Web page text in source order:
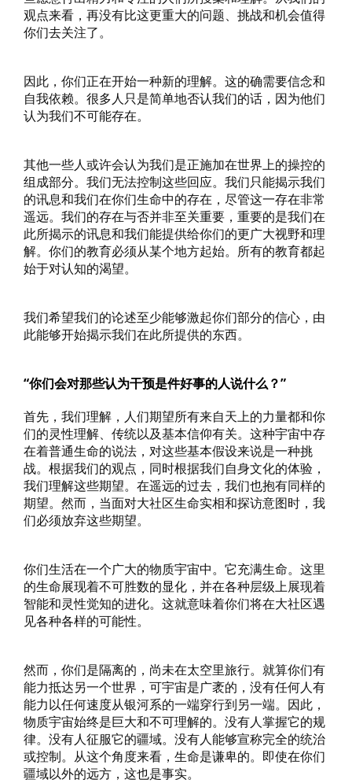
观点来看，再没有比这更重大的问题、挑战和机会值得
你们去关注了。
因此，你们正在开始一种新的理解。这的确需要信念和
自我依赖。很多人只是简单地否认我们的话，因为他们
认为我们不可能存在。
其他一些人或许会认为我们是正施加在世界上的操控的
组成部分。我们无法控制这些回应。我们只能揭示我们
的讯息和我们在你们生命中的存在，尽管这一存在非常
遥远。我们的存在与否并非至关重要，重要的是我们在
此所揭示的讯息和我们能提供给你们的更广大视野和理
解。你们的教育必须从某个地方起始。所有的教育都起
始于对认知的渴望。
我们希望我们的论述至少能够激起你们部分的信心，由
此能够开始揭示我们在此所提供的东西。
“你们会对那些认为干预是件好事的人说什么？”
首先，我们理解，人们期望所有来自天上的力量都和你
们的灵性理解、传统以及基本信仰有关。这种宇宙中存
在着普通生命的说法，对这些基本假设来说是一种挑
战。根据我们的观点，同时根据我们自身文化的体验，
我们理解这些期望。在遥远的过去，我们也抱有同样的
期望。然而，当面对大社区生命实相和探访意图时，我
们必须放弃这些期望。
你们生活在一个广大的物质宇宙中。它充满生命。这里
的生命展现着不可胜数的显化，并在各种层级上展现着
智能和灵性觉知的进化。这就意味着你们将在大社区遇
见各种各样的可能性。
然而，你们是隔离的，尚未在太空里旅行。就算你们有
能力抵达另一个世界，可宇宙是广袤的，没有任何人有
能力以任何速度从银河系的一端穿行到另一端。因此，
物质宇宙始终是巨大和不可理解的。没有人掌握它的规
律。没有人征服它的疆域。没有人能够宣称完全的统治
或控制。从这个角度来看，生命是谦卑的。即使在你们
疆域以外的远方，这也是事实。